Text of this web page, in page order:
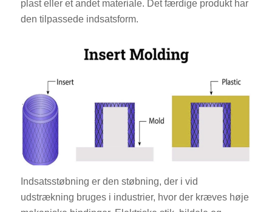
plast eller et andet materiale. Det færdige produkt har
den tilpassede indsatsform.
Indsatsstøbning er den støbning, der i vid
udstrækning bruges i industrier, hvor der kræves høje